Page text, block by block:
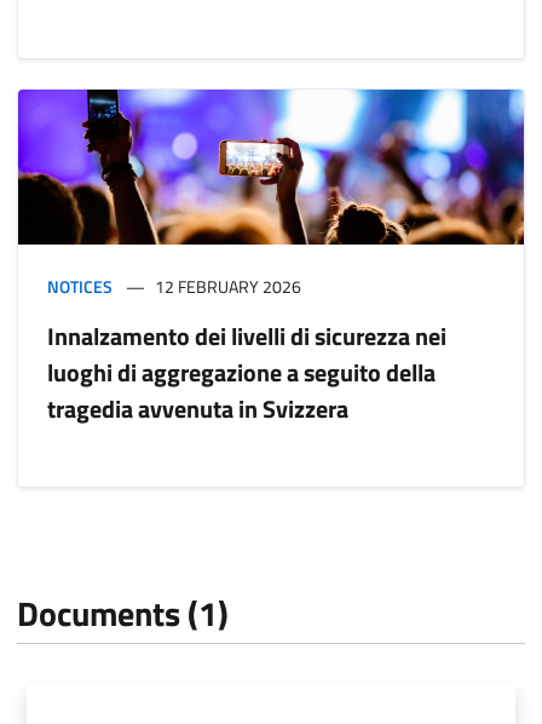
NOTICES 12 FEBRUARY 2026
Innalzamento dei livelli di sicurezza nei
luoghi di aggregazione a seguito della
tragedia avvenuta in Svizzera
Documents (1)